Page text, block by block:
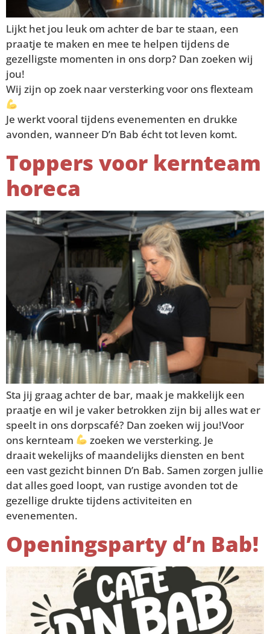
Lijkt het jou leuk om achter de bar te staan, een
praatje te maken en mee te helpen tijdens de
gezelligste momenten in ons dorp? Dan zoeken wij
jou!
Wij zijn op zoek naar versterking voor ons flexteam
Je werkt vooral tijdens evenementen en drukke
avonden, wanneer D’n Bab écht tot leven komt.
Toppers voor kernteam
horeca
Sta jij graag achter de bar, maak je makkelijk een
praatje en wil je vaker betrokken zijn bij alles wat er
speelt in ons dorpscafé? Dan zoeken wij jou!Voor
ons kernteam
zoeken we versterking. Je
draait wekelijks of maandelijks diensten en bent
een vast gezicht binnen D’n Bab. Samen zorgen jullie
dat alles goed loopt, van rustige avonden tot de
gezellige drukte tijdens activiteiten en
evenementen.
Openingsparty d’n Bab!